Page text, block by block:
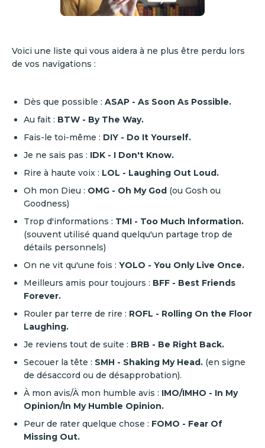
Voici une liste qui vous aidera à ne plus être perdu lors
de vos navigations :
Dès que possible : ASAP - As Soon As Possible.
Au fait : BTW - By The Way.
Fais-le toi-même : DIY - Do It Yourself.
Je ne sais pas : IDK - I Don't Know.
Rire à haute voix : LOL - Laughing Out Loud.
Oh mon Dieu : OMG - Oh My God (ou Gosh ou
Goodness)
Trop d'informations : TMI - Too Much Information.
(souvent utilisé quand quelqu'un partage trop de
détails personnels)
On ne vit qu'une fois : YOLO - You Only Live Once.
Meilleurs amis pour toujours : BFF - Best Friends
Forever.
Rouler par terre de rire : ROFL - Rolling On the Floor
Laughing.
Je reviens tout de suite : BRB - Be Right Back.
Secouer la tête : SMH - Shaking My Head. (en signe
de désaccord ou de désapprobation).
À mon avis/À mon humble avis : IMO/IMHO - In My
Opinion/In My Humble Opinion.
Peur de rater quelque chose : FOMO - Fear Of
Missing Out.